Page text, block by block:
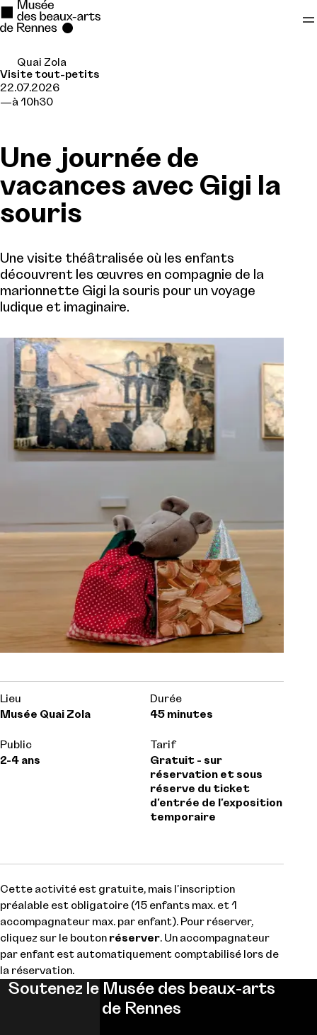
Se rendre au
Contenu principal
Quai Zola
Visite tout-petits
22.07.2026
à 10h30
Une journée de
vacances avec Gigi la
souris
Une visite théâtralisée où les enfants
découvrent les œuvres en compagnie de la
marionnette Gigi la souris pour un voyage
ludique et imaginaire.
Lieu
Musée Quai Zola
Durée
45 minutes
Public
2-4 ans
Tarif
Gratuit - sur
réservation et sous
réserve du ticket
d'entrée de l'exposition
temporaire
Cette activité est gratuite, mais l'inscription
préalable est obligatoire (15 enfants max. et 1
accompagnateur max. par enfant). Pour réserver,
cliquez sur le bouton réserver. Un accompagnateur
par enfant est automatiquement comptabilisé lors de
la réservation.
Soutenez le Musée des beaux-arts
de Rennes